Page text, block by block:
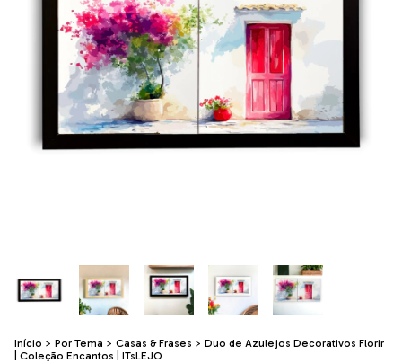
Início > Por Tema > Casas & Frases > Duo de Azulejos Decorativos Florir
| Coleção Encantos | ITsLEJO